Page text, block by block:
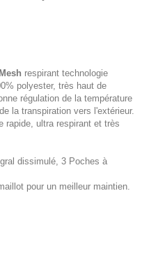
respirant technologie
polyester, très haut de
régulation de la température
la transpiration vers l'extérieur.
rapide, ultra respirant et très
dissimulé, 3 Poches à
pour un meilleur maintien.